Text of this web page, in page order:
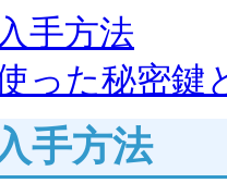
手方法
った秘密鍵
手方法